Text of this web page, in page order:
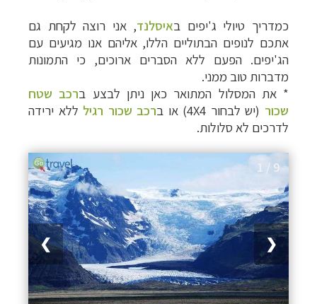
כמדריך טיולי ג'יפים באיסלנד, אני רוצה לקחת גם
אתכם לנופים הבתוליים הללו, אליהם אנו מגיעים עם
הג'יפים. הפעם ללא הסברים ארוכים, כי התמונות
מדברות טוב ממני.
* את המסלול המתואר כאן ניתן לבצע ברכב שטח
שכור (יש לבחור 4X4) או ב רכב שכור רגיל ללא ירידה
לדרכים לא סלולות.
1 / 9
❯ ❮